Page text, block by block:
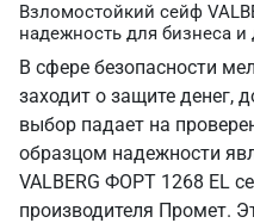
Взломостойкий сейф
надежность для бизнеса
В сфере безопасности
заходит о защите денег,
выбор падает на
образцом надежности
VALBERG ФОРТ 1268 EL
производителя Промет.